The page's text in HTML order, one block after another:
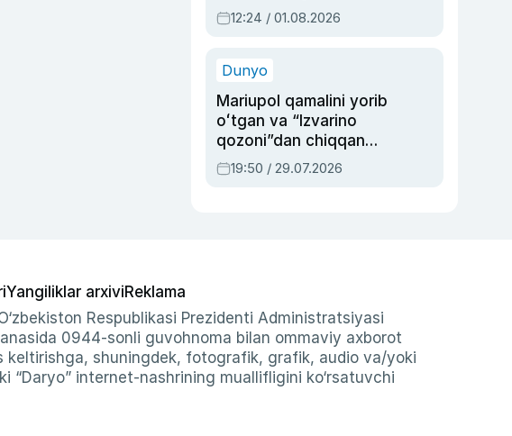
Oripovni siyosiy
ayblovlardan asrab
12:24 / 01.08.2026
Dunyo
Mariupol qamalini yorib
oʻtgan va “Izvarino
qozoni”dan chiqqan
qahramon — Ukraina
armiyasi bosh
19:50 / 29.07.2026
Yangiliklar arxiviReklama
Respublikasi Prezidenti Administratsiyasi
0944-sonli guvohnoma bilan ommaviy axborot
keltirishga, shuningdek, fotografik, grafik, audio va/yoki
“Daryo” internet-nashrining muallifligini ko‘rsatuvchi